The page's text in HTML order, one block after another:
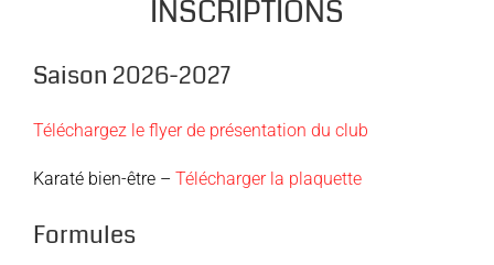
INSCRIPTIONS
Saison 2026-2027
Téléchargez le flyer de présentation du club
Karaté bien-être – Télécharger la plaquette
Formules